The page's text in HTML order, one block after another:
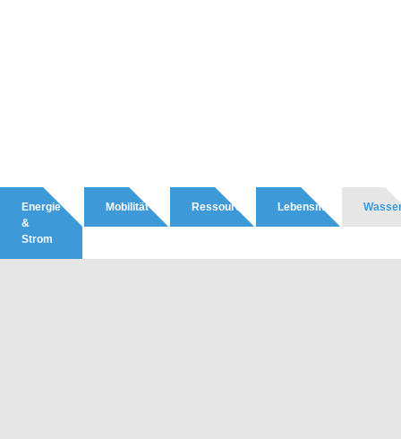
Energie
&
Strom
Mobilität Ressourcen Lebensmittel